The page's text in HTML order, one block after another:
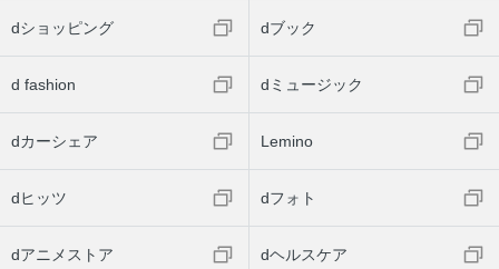
dショッピング dブック
d fashion dミュージック
dカーシェア Lemino
dヒッツ dフォト
dアニメストア dヘルスケア